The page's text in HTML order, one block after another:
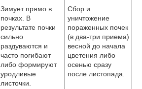
Зимует прямо в
почках. В
результате почки
сильно
раздуваются и
часто погибают
либо формируют
уродливые
листочки.
Сбор и
уничтожение
пораженных почек
(в два-три приема)
весной до начала
цветения либо
осенью сразу
после листопада.